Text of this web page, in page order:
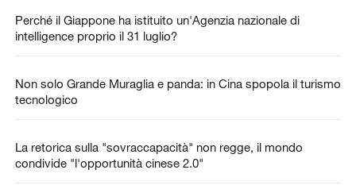
Perché il Giappone ha istituito un'Agenzia nazionale di
intelligence proprio il 31 luglio?
Non solo Grande Muraglia e panda: in Cina spopola il turismo
tecnologico
La retorica sulla "sovraccapacità" non regge, il mondo
condivide "l'opportunità cinese 2.0"